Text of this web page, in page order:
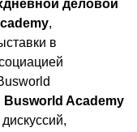
деловой
,
в
Busworld Academy